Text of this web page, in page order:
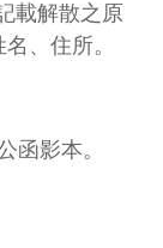
載解散之原
、住所。
函影本。